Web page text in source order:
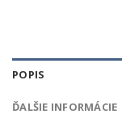
POPIS
ĎALŠIE INFORMÁCIE